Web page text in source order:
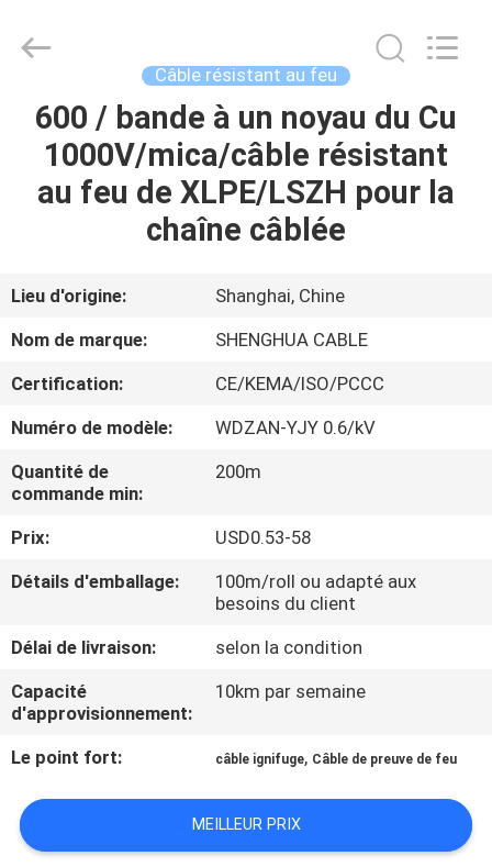
APERÇU
PRODUITS
VR
A
PROPOS
DE
NOUS
D'USINE
CONTRÔLE
DE
LA
QUALITÉ
Cable
(Group)
Reserved.
Câble résistant au feu
600 / bande à un noyau du Cu
1000V/mica/câble résistant
au feu de XLPE/LSZH pour la
chaîne câblée
Lieu d'origine:
Shanghai, Chine
Nom de marque:
SHENGHUA CABLE
Certification:
CE/KEMA/ISO/PCCC
Numéro de modèle:
WDZAN-YJY 0.6/kV
Quantité de
commande min:
200m
Prix:
USD0.53-58
Détails d'emballage:
100m/roll ou adapté aux
besoins du client
Délai de livraison:
selon la condition
Capacité
d'approvisionnement:
10km par semaine
Le point fort: câble ignifuge, Câble de preuve de feu
MEILLEUR PRIX